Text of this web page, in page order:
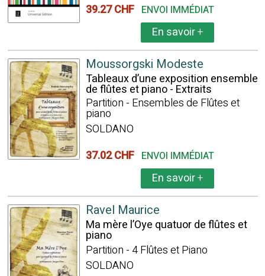
39.27 CHF ENVOI IMMÉDIAT
En savoir+
Moussorgski Modeste
Tableaux d’une exposition ensemble
de flûtes et piano - Extraits
Partition - Ensembles de Flûtes et
piano
SOLDANO
37.02 CHF ENVOI IMMÉDIAT
En savoir+
Ravel Maurice
Ma mère l’Oye quatuor de flûtes et
piano
Partition - 4 Flûtes et Piano
SOLDANO